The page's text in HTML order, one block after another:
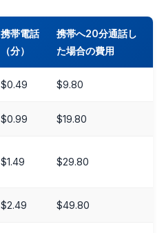
携帯電話
（分）
携帯へ20分通話し
た場合の費用
$0.49 $9.80
$0.99 $19.80
$1.49 $29.80
$2.49 $49.80